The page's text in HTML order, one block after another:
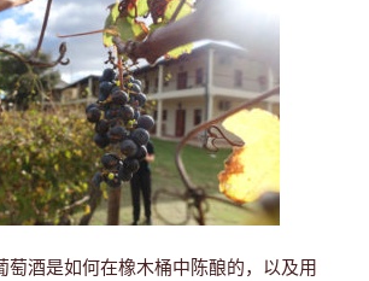
萄酒是如何在橡木桶中陈酿的，以及用